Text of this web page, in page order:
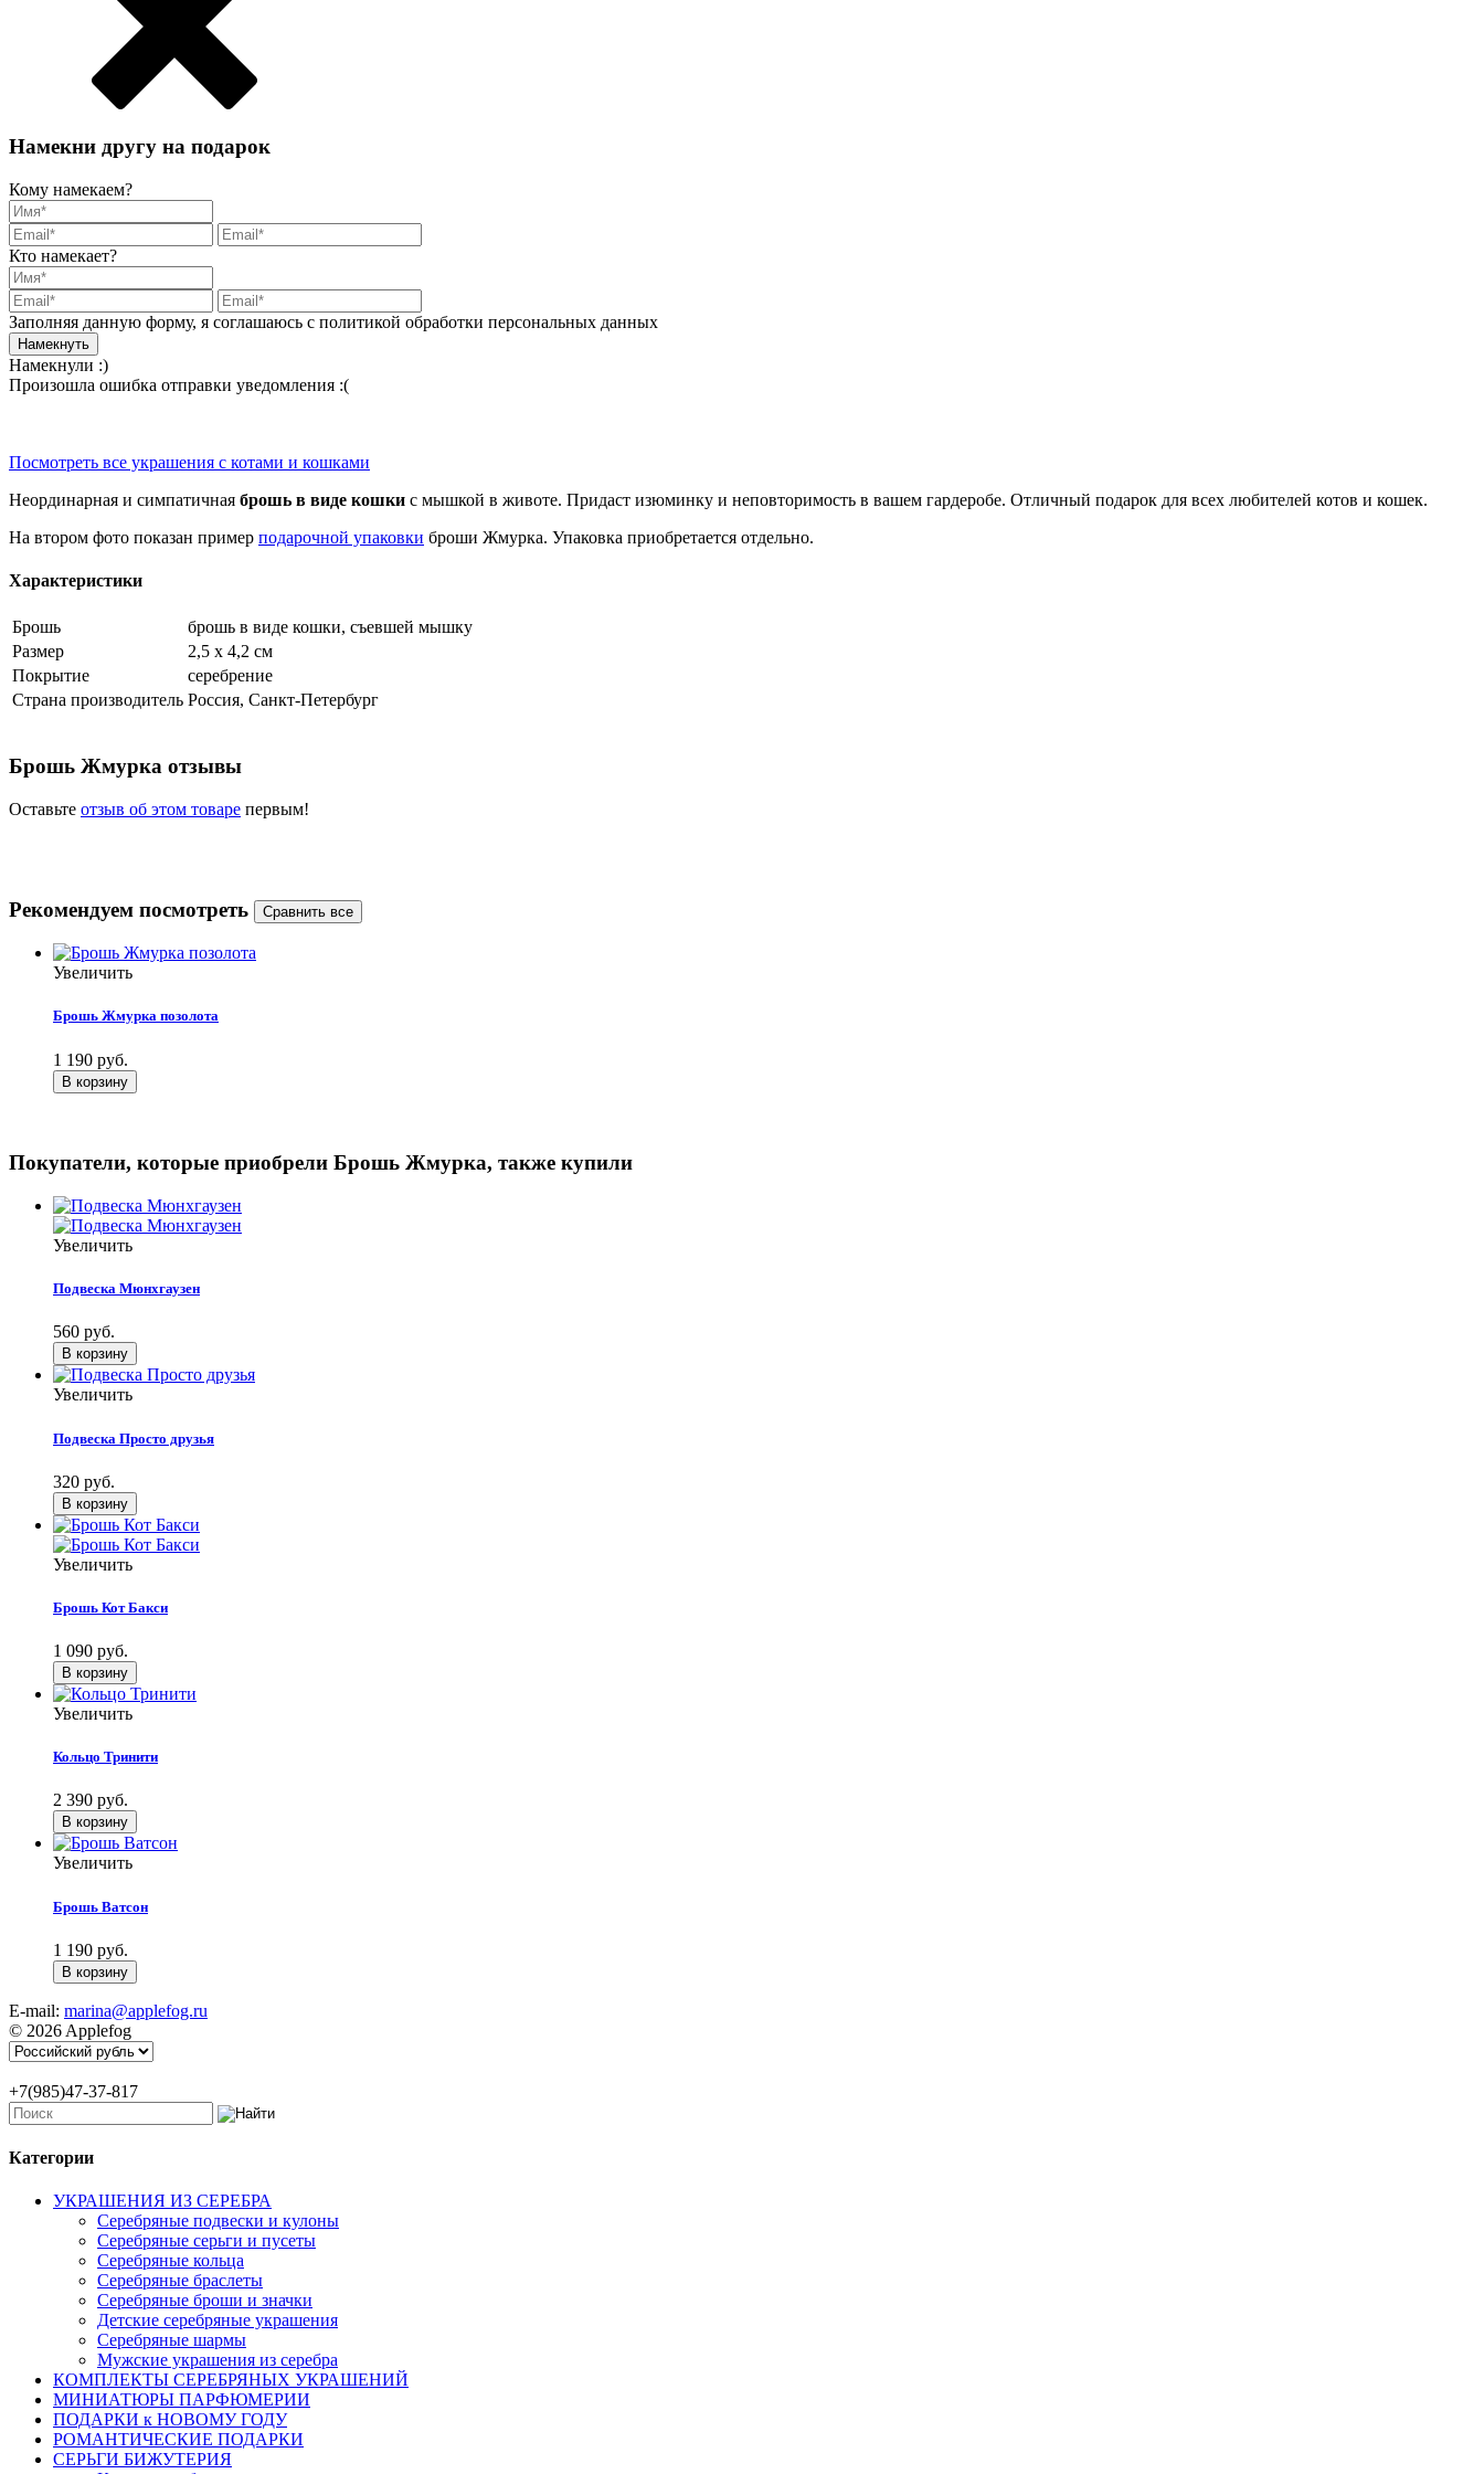
Намекни другу на подарок
Кому намекаем?
Кто намекает?
Заполняя данную форму, я соглашаюсь с политикой обработки персональных данных
Намекнули :)
Произошла ошибка отправки уведомления :(
Посмотреть все украшения с котами и кошками
Неординарная и симпатичная брошь в виде кошки с мышкой в животе. Придаст изюминку и неповторимость в вашем гардеробе. Отличный подарок для всех любителей котов и кошек.
На втором фото показан пример подарочной упаковки броши Жмурка. Упаковка приобретается отдельно.
Характеристики
Брошь
брошь в виде кошки, съевшей мышку
Размер
2,5 х 4,2 см
Покрытие
серебрение
Страна производитель Россия, Санкт-Петербург
Брошь Жмурка отзывы
Оставьте отзыв об этом товаре первым!
Рекомендуем посмотреть
Увеличить
Брошь Жмурка позолота
1 190 руб.
Покупатели, которые приобрели Брошь Жмурка, также купили
Увеличить
Подвеска Мюнхгаузен
560 руб.
Увеличить
Подвеска Просто друзья
320 руб.
Увеличить
Брошь Кот Бакси
1 090 руб.
Увеличить
Кольцо Тринити
2 390 руб.
Увеличить
Брошь Ватсон
1 190 руб.
E-mail: marina@applefog.ru
© 2026 Applefog
+7(985)47-37-817
Категории
УКРАШЕНИЯ ИЗ СЕРЕБРА
Серебряные подвески и кулоны
Серебряные серьги и пусеты
Серебряные кольца
Серебряные браслеты
Серебряные броши и значки
Детские серебряные украшения
Серебряные шармы
Мужские украшения из серебра
КОМПЛЕКТЫ СЕРЕБРЯНЫХ УКРАШЕНИЙ
МИНИАТЮРЫ ПАРФЮМЕРИИ
ПОДАРКИ к НОВОМУ ГОДУ
РОМАНТИЧЕСКИЕ ПОДАРКИ
СЕРЬГИ БИЖУТЕРИЯ